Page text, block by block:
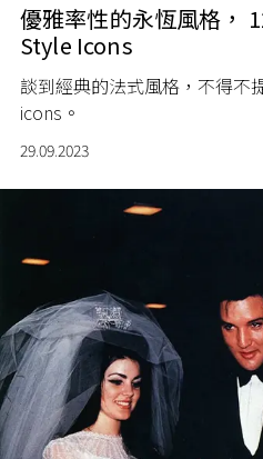
優雅率性的永恆風格，
Style Icons
談到經典的法式風格，不得不
icons。
29.09.2023